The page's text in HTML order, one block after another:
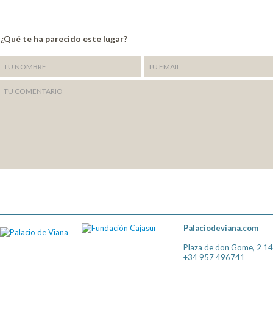
¿Qué te ha parecido este lugar?
Palaciodeviana.com
Plaza de don Gome, 2
+34 957 496741